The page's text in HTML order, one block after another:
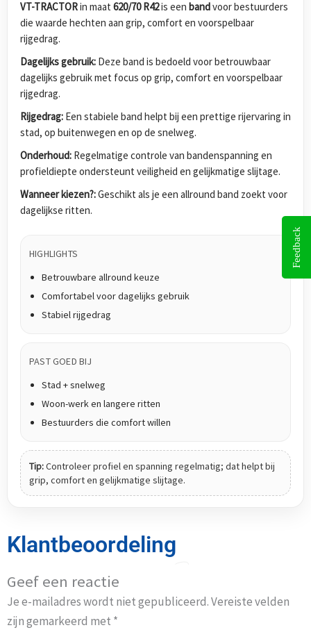
VT-TRACTORin maat 620/70 R42is een bandvoor bestuurders
die waarde hechten aan grip, comfort en voorspelbaar
rijgedrag.
Dagelijks gebruik: Deze band is bedoeld voor betrouwbaar
dagelijks gebruik met focus op grip, comfort en voorspelbaar
rijgedrag.
Rijgedrag: Een stabiele band helpt bij een prettige rijervaring in
stad, op buitenwegen en op de snelweg.
Onderhoud: Regelmatige controle van bandenspanning en
profieldiepte ondersteunt veiligheid en gelijkmatige slijtage.
Wanneer kiezen?:Geschikt als je een allround band zoekt voor
dagelijkse ritten.
HIGHLIGHTS
Betrouwbare allround keuze
Comfortabel voor dagelijks gebruik
Stabiel rijgedrag
PAST GOED BIJ
Stad + snelweg
Woon-werk en langere ritten
Bestuurders die comfort willen
Tip:Controleer profiel en spanning regelmatig; dat helpt bij
grip, comfort en gelijkmatige slijtage.
Klantbeoordeling
Geef een reactie
Je e-mailadres wordt niet gepubliceerd.Vereiste velden
zijn gemarkeerd met *
Feedback